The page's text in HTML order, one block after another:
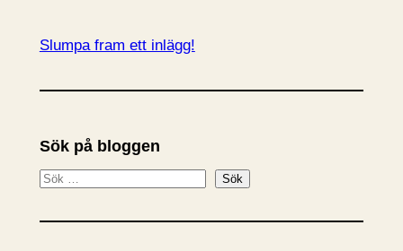
Slumpa fram ett inlägg!
Sök på bloggen
S
k
Sök